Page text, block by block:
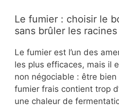
Le fumier : choisir le
sans brûler les racines
Le fumier est l’un des
les plus efficaces, mais il
non négociable : être bien
fumier frais contient trop
une chaleur de